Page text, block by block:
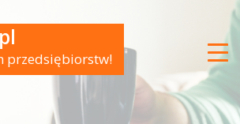
przedsiębiorstw!